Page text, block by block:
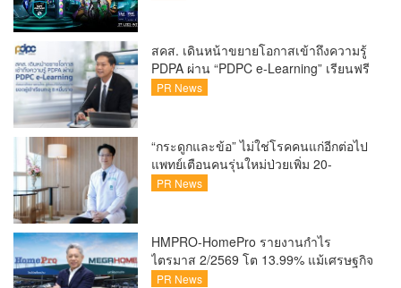
สุดพิเศษตลอดทัวร์นาเมนต์
สคส. เดินหน้าขยายโอกาสเข้าถึงความรู้
PDPA ผ่าน “PDPC e-Learning” เรียนฟรี
ทุกที่ ทุกเวลา พร้อมประกาศนียบัตร ต่อย
แล้ว
PR News
“กระดูกและข้อ” ไม่ใช่โรคคนแก่อีกต่อไป
แพทย์เตือนคนรุ่นใหม่ป่วยเพิ่ม 20-
30% เสี่ยง ‘ข้อเข่าเสื่อมก่อนวัย’ จาก
PR News
HMPRO-HomePro รายงานกำไร
ไตรมาส 2/2569 โต 13.99% แม้เศรษฐกิจ
ผันผวนเดินหน้าขยายสาขา เสริมพอร์ต
PR News